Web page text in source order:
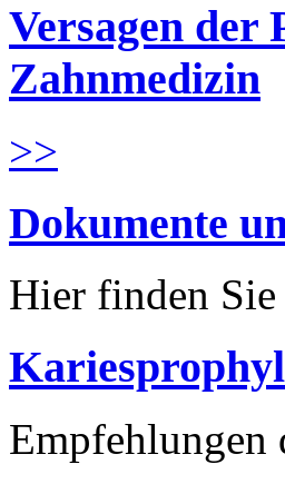
Versagen
Zahnmedizin
>>
Dokumente
Hier finden
Empfehlungen